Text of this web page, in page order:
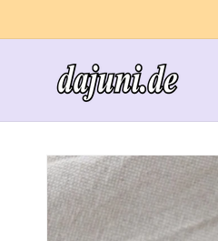
Inhalt
Produktinformationen
springen